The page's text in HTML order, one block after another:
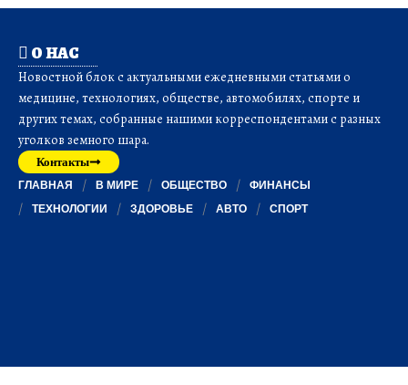
О НАС
Новостной блок с актуальными ежедневными статьями о
медицине, технологиях, обществе, автомобилях, спорте и
других темах, собранные нашими корреспондентами с разных
уголков земного шара.
Контакты
ГЛАВНАЯ В МИРЕ ОБЩЕСТВО
ФИНАНСЫ
ТЕХНОЛОГИИ
ЗДОРОВЬЕ АВТО СПОРТ